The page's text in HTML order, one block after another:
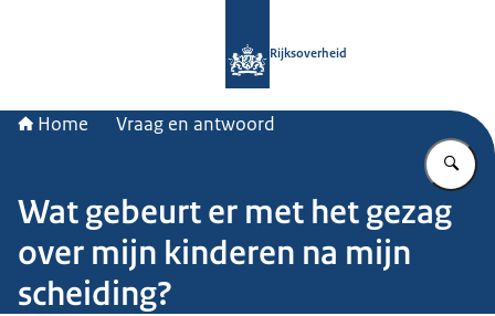
Rijksoverheid
Home Vraag en antwoord
Wat gebeurt er met het gezag
over mijn kinderen na mijn
scheiding?